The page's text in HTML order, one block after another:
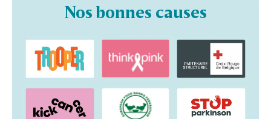
Nos bonnes causes